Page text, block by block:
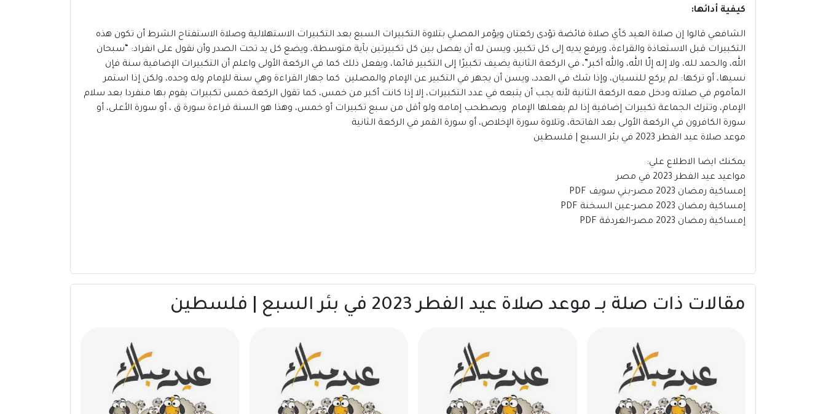
كيفية أدائها:
الشافعي قالوا إن صلاة العيد كأي صلاة فائضة تؤدى ركعتان ويؤمر المصلي بتلاوة التكبيرات السبع بعد التكبيرات الاستهلالية وصلاة الاستفتاح الشرط أن تكون هذه
التكبيرات قبل الاستعاذة والقراءة، ويرفع يديه إلى كل تكبير، ويسن له أن يفصل بين كل تكبيرتين بآية متوسطة، ويضع كل يد تحت الصدر وأن نقول على انفراد: “سبحان
الله، والحمد لله، ولا إله إلّا الله، والله أكبر”، في الركعة الثانية يضيف تكبيرًا إلى التكبير قائما، ويفعل ذلك كما في الركعة الأولى واعلم أن التكبيرات الإضافية سنة فإن
نسيها، أو تركها: لم يركع للنسيان، وإذا شك في العدد، ويسن أن يجهر في التكبير عن الإمام والمصلين كما جهار القراءة وهي سنة للإمام وله وحده، ولكن إذا استمر
المأموم في صلاته ودخل معه الركعة الثانية لأنه يجب أن يتبعه في عدد التكبيرات، إلا إذا كانت أكبر من خمس، كما تقول الركعة خمس تكبيرات يقوم بها منفردا بعد سلام
الإمام، وتترك الجماعة تكبيرات إضافية إذا لم يفعلها الإمام ويصطحب إمامه ولو أقل من سبع تكبيرات أو خمس، وهذا هو السنة قراءة سورة ق ، أو سورة الأعلى، أو
سورة الكافرون في الركعة الأولى بعد الفاتحة، وتلاوة سورة الإخلاص، أو سورة القمر في الركعة الثانية
موعد صلاة عيد الفطر 2023 في بئر السبع | فلسطين
يمكنك ايضا الاطلاع علي:
مواعيد عيد الفطر 2023 في مصر
إمساكية رمضان 2023 مصر-بني سويف PDF
إمساكية رمضان 2023 مصر-عين السخنة PDF
إمساكية رمضان 2023 مصر-الغردقة PDF
مقالات ذات صلة بــ موعد صلاة عيد الفطر 2023 في بئر السبع | فلسطين